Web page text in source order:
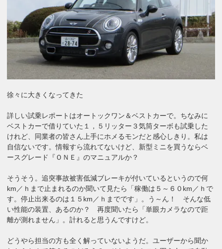
徐々に大きくなってきた
詳しい試乗レポートはオートックワン＆ベストカーで。ちなみに
ベストカーで借りていた１，５リッター３気筒ターボも試乗した
けれど、同業者の皆さん上手にホメるモンだと感心しきり。私は
自信ないです。情報すら流れてないけど、新型ミニを買うならベ
ースグレード『ＯＮＥ』のマニュアルか？
そうそう。追突事故被害低減ブレーキが付いているというので何
km／ｈまで止まれるのか聞いて見たら「稼働は５～６０km／ｈで
す。停止出来るのは１５km／ｈまでです」。う～ん！ そんな低
い性能の装置、あるのか？ 再度聞いたら「単眼カメラなので距
離が測れません」。計れると思うんですけど。
どうやら担当の方も全く解っていないようだ。ユーザーから聞か